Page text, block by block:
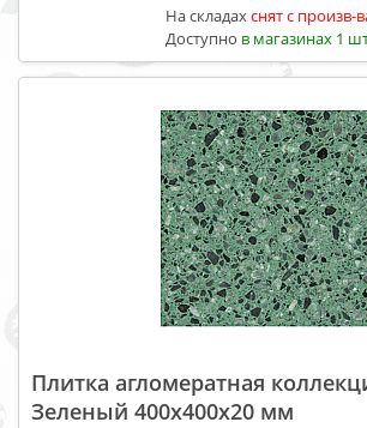
На складахcнят с произв-
Доступно в магазинах 1
Плитка агломератная
Зеленый 400х400х20 мм